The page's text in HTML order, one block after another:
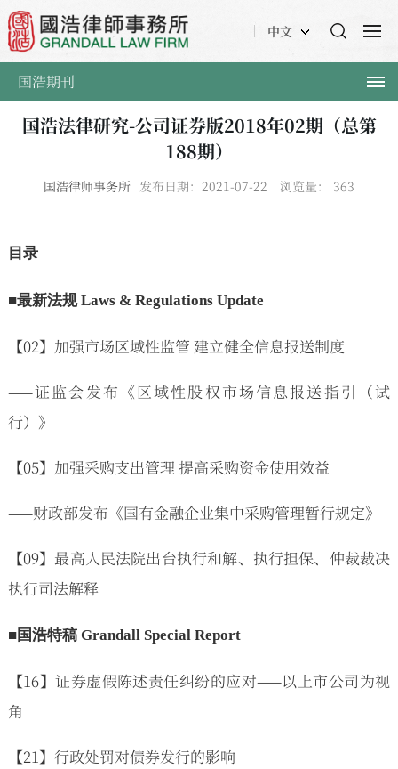
中文
国浩期刊
国浩法律研究-公司证券版2018年02期（总第
188期）
国浩律师事务所 发布日期：2021-07-22 浏览量： 363
目录
■最新法规 Laws & Regulations Update
【02】加强市场区域性监管 建立健全信息报送制度
——证监会发布《区域性股权市场信息报送指引（试
行）》
【05】加强采购支出管理 提高采购资金使用效益
——财政部发布《国有金融企业集中采购管理暂行规定》
【09】最高人民法院出台执行和解、执行担保、仲裁裁决
执行司法解释
■国浩特稿 Grandall Special Report
【16】证券虚假陈述责任纠纷的应对——以上市公司为视
角
【21】行政处罚对债券发行的影响